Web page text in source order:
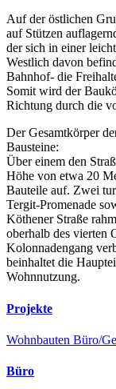
Auf der östlichen
auf Stützen
der sich in einer
Westlich davon
Bahnhof- die
Somit wird der
Richtung durch die
Der Gesamtkörper
Bausteine:
Über einem den
Höhe von etwa 20
Bauteile auf. Zwei
Tergit-Promenade
Köthener Straße
oberhalb des vierten
Kolonnadengang
beinhaltet die
Wohnnutzung.
Projekte
Wohnbauten Büro/
Büro